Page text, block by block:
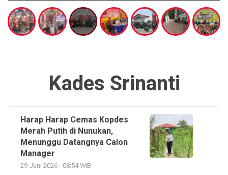
Kades Srinanti
Harap Harap Cemas Kopdes
Merah Putih di Nunukan,
Menunggu Datangnya Calon
Manager
29 Juni 2026 - 08:54 WIB